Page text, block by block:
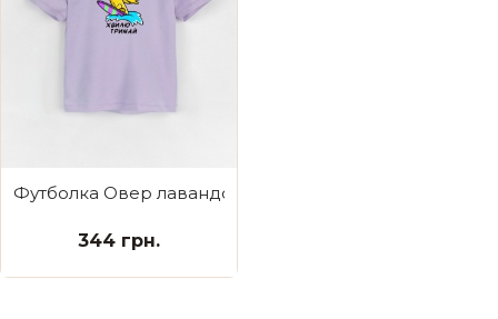
Футболка Овер лавандова Тримай хвилю
344 грн.